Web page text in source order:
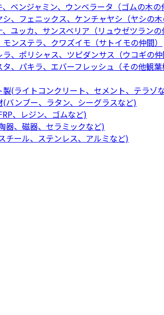
、ベンジャミン、ウンベラータ（ゴムの木の
、フェニックス、ケンチャヤシ（ヤシの木
、ユッカ、サンスベリア（リュウゼツランの
ンステラ、クワズイモ（サトイモの仲間）
、ポリシャス、ツピダンサス（ウコギの仲
、パキラ、エバーフレッシュ（その他観葉
製(ライトコンクリート、セメント、テラゾ
(バンブー、ラタン、シーグラスなど)
、レジン、ゴムなど)
器、磁器、セラミックなど)
チール、ステンレス、アルミなど)